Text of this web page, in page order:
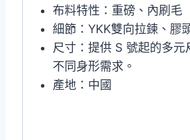
布料特性：重磅、內刷毛
細節：YKK雙向拉鍊、膠
尺寸：提供 S 號起的多元
不同身形需求。
產地：中國